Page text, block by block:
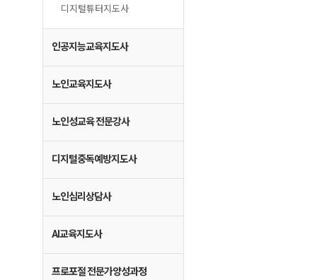
디지털튜터지도사
인공지능교육지도사
노인교육지도사
노인성교육 전문강사
디지털중독예방지도사
노인심리상담사
AI교육지도사
프로포절 전문가양성과정